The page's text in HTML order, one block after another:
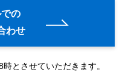
の
わせ
とさせていただきます。